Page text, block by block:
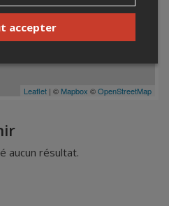
Leaflet | © Mapbox ©OpenStreetMap
aucun résultat.
accepter